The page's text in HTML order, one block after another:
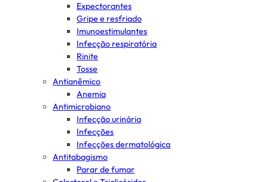
Expectorantes
Gripe e resfriado
Imunoestimulantes
Infecção respiratória
Rinite
Tosse
Antianêmico
Anemia
Antimicrobiano
Infecção urinária
Infecções
Infecções dermatológica
Antitabagismo
Parar de fumar